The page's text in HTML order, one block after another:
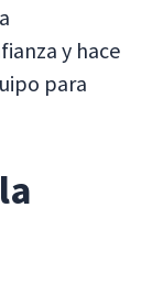
y hace
para